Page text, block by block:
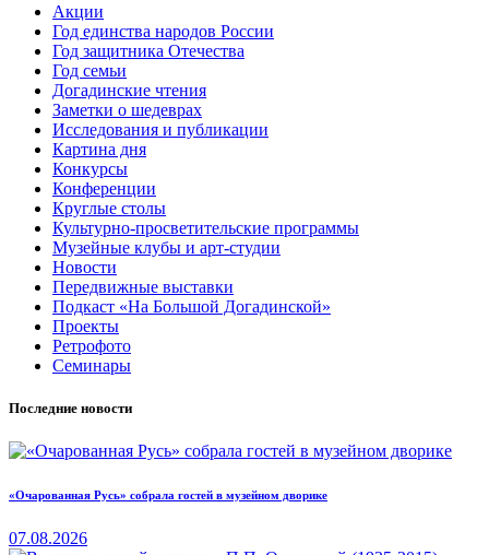
Акции
Год единства народов России
Год защитника Отечества
Год семьи
Догадинские чтения
Заметки о шедеврах
Исследования и публикации
Картина дня
Конкурсы
Конференции
Круглые столы
Культурно-просветительские программы
Музейные клубы и арт-студии
Новости
Передвижные выставки
Подкаст «На Большой Догадинской»
Проекты
Ретрофото
Семинары
Последние новости
«Очарованная Русь» собрала гостей в музейном дворике
07.08.2026